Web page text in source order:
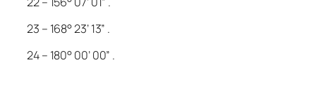
23 – 168° 23’ 13” .
24 – 180° 00’ 00” .